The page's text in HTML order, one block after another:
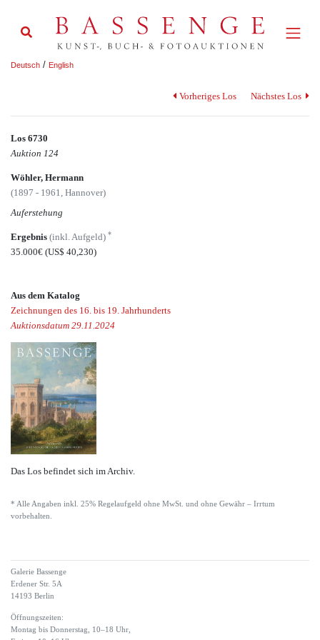
Deutsch / English
Vorheriges Los Nächstes Los
Los 6730
Auktion 124
Wöhler, Hermann
(1897 - 1961, Hannover)
Auferstehung
Ergebnis (inkl. Aufgeld) *
35.000€ (US$ 40,230)
Aus dem Katalog
Zeichnungen des 16. bis 19. Jahrhunderts
Auktionsdatum 29.11.2024
Das Los befindet sich im Archiv.
* Alle Angaben inkl. 25% Regelaufgeld ohne MwSt. und ohne Gewähr – Irrtum
vorbehalten.
Galerie Bassenge
Erdener Str. 5A
14193 Berlin
Öffnungszeiten:
Montag bis Donnerstag, 10–18 Uhr,